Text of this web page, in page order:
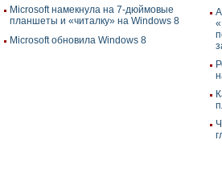
Microsoft намекнула на 7-дюймовые
планшеты и «читалку» на Windows 8
Microsoft обновила Windows 8